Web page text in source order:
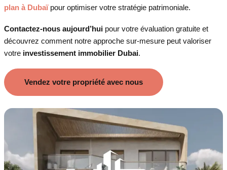
plan à Dubaïpour optimiser votre stratégie patrimoniale.
Contactez-nous aujourd’hui pour votre évaluation gratuite et
découvrez comment notre approche sur-mesure peut valoriser
votre investissement immobilier Dubai.
Vendez votre propriété avec nous